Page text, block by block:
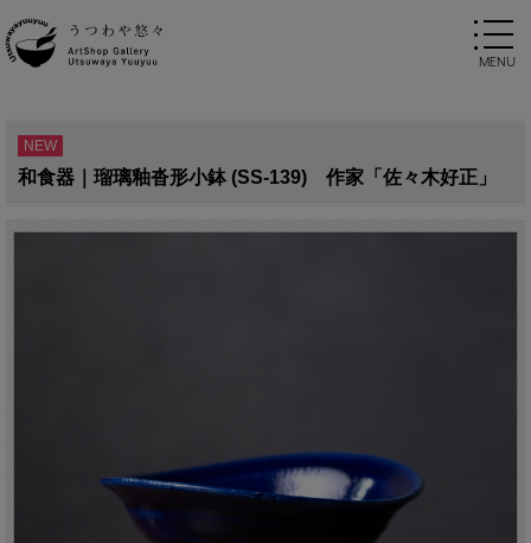
NEW
和食器｜瑠璃釉沓形小鉢 (SS-139) 作家「佐々木好正」